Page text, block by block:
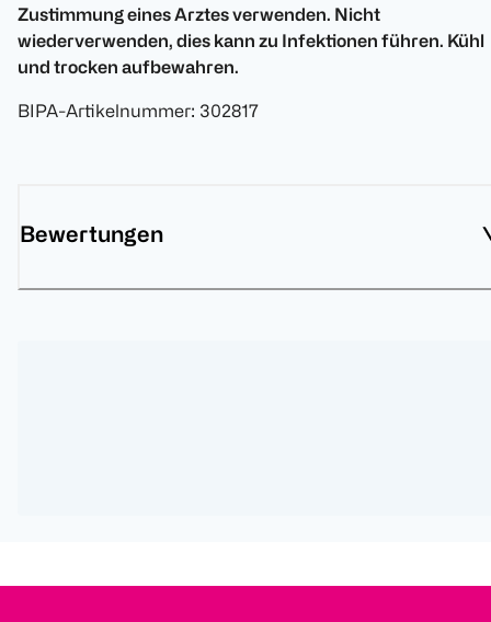
Zustimmung eines Arztes verwenden. Nicht
wiederverwenden, dies kann zu Infektionen führen. Kühl
und trocken aufbewahren.
BIPA-Artikelnummer: 302817
Bewertungen